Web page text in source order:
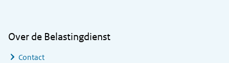
Over de Belastingdienst
Contact